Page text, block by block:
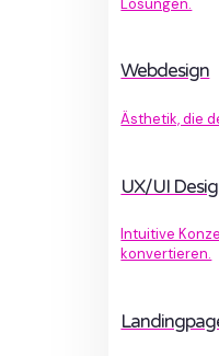
Webdesign
Ästhetik, die
UX/UI
Intuitive
konvertieren.